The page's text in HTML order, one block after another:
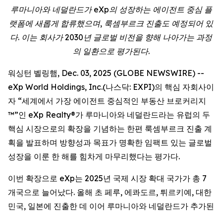
루마니아와 네덜란드가 eXp의 성장하는 에이전트 중심 플
랫폼에 새롭게 합류했으며, 룩셈부르크 진출도 예정되어 있
다. 이는 회사가 2030년 글로벌 비전을 향해 나아가는 과정
의 일환으로 평가된다.
워싱턴 벨링햄, Dec. 03, 2025 (GLOBE NEWSWIRE) --
eXp World Holdings, Inc.(나스닥: EXPI)의 핵심 자회사이
자 “세계에서 가장 에이전트 중심적인 부동산 브로커리지
™”인 eXp Realty®가 루마니아와 네덜란드라는 유럽의 두
핵심 시장으로의 확장을 기념하는 한편 룩셈부르크 진출 계
획을 발표하며 방향성과 목표가 명확한 임팩트 있는 글로벌
성장을 이룬 한 해를 힘차게 마무리했다는 평가다.
이번 확장으로 eXp는 2025년 국제 시장 확대 국가가 총 7
개국으로 늘어났다. 올해 초 페루, 에콰도르, 튀르키예, 대한
민국, 일본에 진출한 데 이어 루마니아와 네덜란드가 추가된